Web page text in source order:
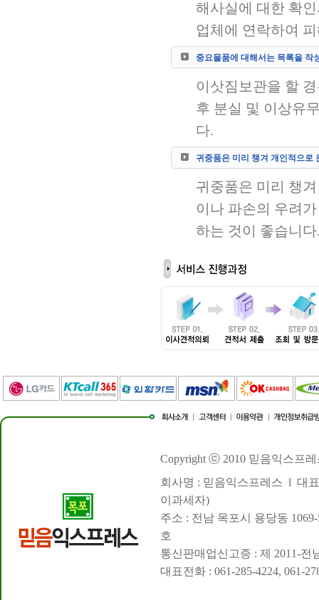
해사실에 대한 확
업체에 연락하여
중요물품에 대해서는 목록을 작
이삿짐보관을 할
후 분실 및 이상유
다.
귀중품은 미리 챙겨 개인적으로
귀중품은 미리 챙
이나 파손의 우려
하는 것이 좋습니다
Copyright ⓒ 2010 믿음익스프레
회사명 : 믿음익스프레스 l 대
이과세자)
주소 : 전남 목포시 용당동
호
통신판매업신고증 : 제 2011-전
대표전화 : 061-285-4224, 061-